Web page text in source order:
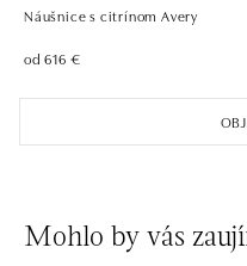
dnes otvorené od 09:00
ALOve Westfield,
Roztylská 2321/19, 148 00
tel.: +420730524389
Náušnice s citrínom Avery
od 616 €
Mohlo by vás